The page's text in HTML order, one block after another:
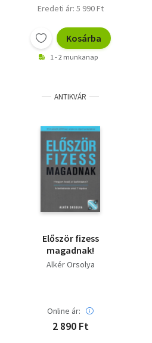
Eredeti ár: 5 990 Ft
Kosárba
1 - 2 munkanap
ANTIKVÁR
Először fizess
magadnak!
Alkér Orsolya
Online ár:
2 890 Ft